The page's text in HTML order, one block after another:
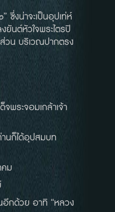
ซึ่งน่าจะเป็นอุปเท่ห์
ยันต์หัวใจพระไตรปิ
วน บริเวณปากตรง
พระจอมเกล้าเจ้า
นก็ได้อุปสมบท
ม
อีกด้วย อาทิ “หลวง